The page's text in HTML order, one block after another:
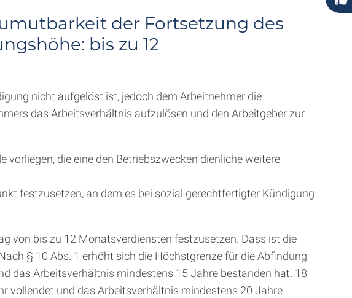
der Fortsetzung des
bis zu 12
nicht aufgelöst ist, jedoch dem Arbeitnehmer die
das Arbeitsverhältnis aufzulösen und den Arbeitgeber zur
die eine den Betriebszwecken dienliche weitere
festzusetzen, an dem es bei sozial gerechtfertigter Kündigung
von bis zu 12 Monatsverdiensten festzusetzen. Dass ist die
§ 10 Abs. 1 erhöht sich die Höchstgrenze für die Abfindung
das Arbeitsverhältnis mindestens 15 Jahre bestanden hat. 18
vollendet und das Arbeitsverhältnis mindestens 20 Jahre